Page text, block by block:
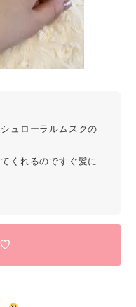
ュローラルムスクの
くれるのですぐ髪に
♡